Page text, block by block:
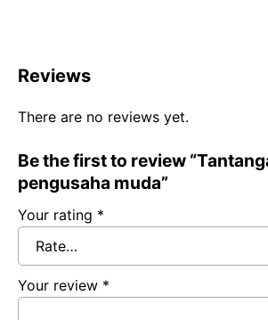
Reviews
There are no reviews yet.
Be the first to review
pengusaha muda”
Your rating *
Your review *